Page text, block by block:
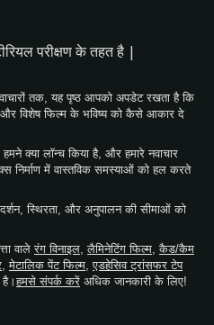
परीक्षण के तहत है |
तक, यह पृष्ठ आपको अपडेट रखता है कि
विशेष फिल्म के भविष्य को कैसे आकार दे
क्या लॉन्च किया है, और हमारे नवाचार
निर्माण में वास्तविक समस्याओं को हल करते
स्थिरता, और अनुपालन की सीमाओं को
वालेरंग विनाइल,लैमिनेटिंग फिल्म,कैड/कैम
,मेटालिक पेंट फिल्म,एडहेसिव ट्रांसफर टेप
है।हमसे संपर्क करें अधिक जानकारी के लिए!